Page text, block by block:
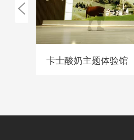
卡士酸奶主题体验馆